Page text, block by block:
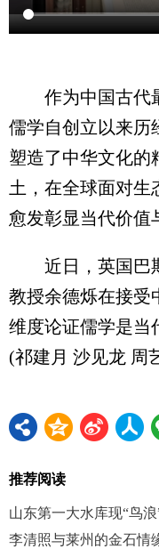
作为中国古代最
儒学自创立以来历
塑造了中华文化的
土，在全球面对生
愈发彰显当代价值
近日，英国巴斯
教授余德烁在接受
维度论证儒学是当
(祁建月 沙见龙 周
推荐阅读
山东第一大水库现“鸟
李清照与莱州的金石情